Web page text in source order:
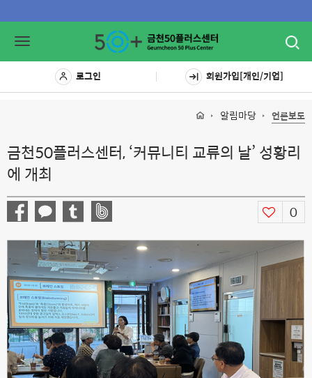
Toggle
로그인 회원가입[개인/기업]
알림마당 언론보도
금천50플러스센터, ‘커뮤니티 교류의 날’ 성황리
에 개최
0